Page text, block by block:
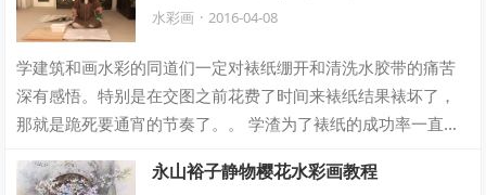
水彩画 · 2016-04-08
学建筑和画水彩的同道们一定对裱纸绷开和清洗水胶带的痛苦
深有感悟。特别是在交图之前花费了时间来裱纸结果裱坏了，
那就是跪死要通宵的节奏了。。 学渣为了裱纸的成功率一直在
永山裕子静物樱花水彩画教程